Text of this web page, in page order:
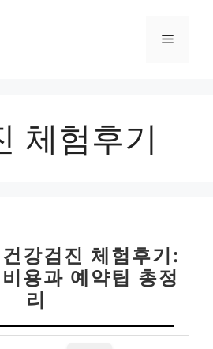
메
체험후기
강검진 체험후기:
용과 예약팁 총정
리